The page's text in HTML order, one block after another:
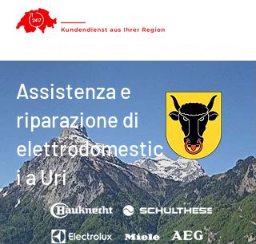
Assistenza e
riparazione di
elettrodomestic
i a Uri